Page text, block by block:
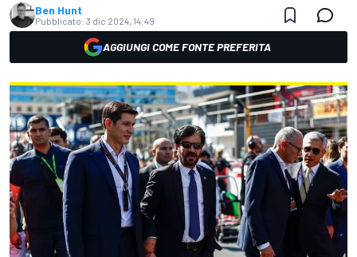
Ben Hunt
Pubblicato: 3 dic 2024, 14:49
AGGIUNGI COME FONTE PREFERITA